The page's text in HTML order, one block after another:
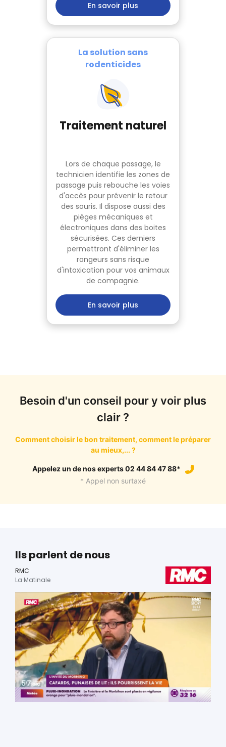
En savoir plus
La solution sans
rodenticides
Traitement naturel
Lors de chaque passage, le
technicien identifie les zones de
passage puis rebouche les voies
d'accès pour prévenir le retour
des souris. Il dispose aussi des
pièges mécaniques et
électroniques dans des boites
sécurisées. Ces derniers
permettront d'éliminer les
rongeurs sans risque
d'intoxication pour vos animaux
de compagnie.
En savoir plus
Besoin d'un conseil pour y voir plus
clair ?
Comment choisir le bon traitement, comment le préparer
au mieux,... ?
Appelez un de nos experts 02 44 84 47 88*
* Appel non surtaxé
Ils parlent de nous
RMC
La Matinale